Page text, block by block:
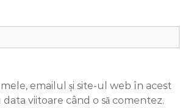
emailul și site-ul web în acest
viitoare când o să comentez.